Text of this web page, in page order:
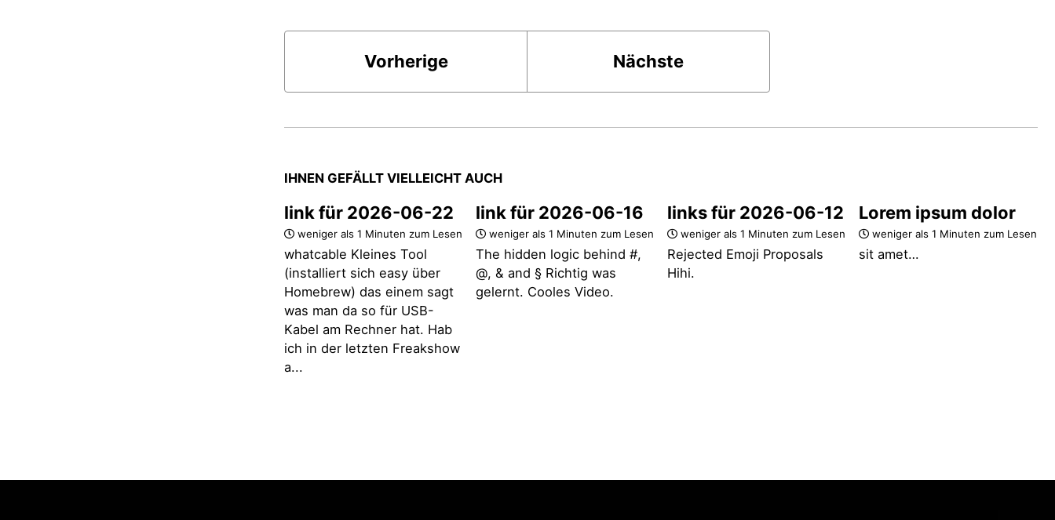
Vorherige Nächste
IHNEN GEFÄLLT VIELLEICHT AUCH
link für 2026-06-22
weniger als 1 Minuten zum Lesen
whatcable Kleines Tool
(installiert sich easy über
Homebrew) das einem sagt
was man da so für USB-
Kabel am Rechner hat. Hab
ich in der letzten Freakshow
a...
link für 2026-06-16
weniger als 1 Minuten zum Lesen
The hidden logic behind #,
@, & and § Richtig was
gelernt. Cooles Video.
links für 2026-06-12
weniger als 1 Minuten zum Lesen
Rejected Emoji Proposals
Hihi.
Lorem ipsum dolor
weniger als 1 Minuten zum Lesen
sit amet…